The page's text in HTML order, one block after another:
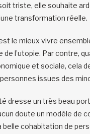
triste, elle souhaite
transformation réelle.
le mieux vivre
de l’utopie. Par contre,
et sociale, cela
issues des
dresse un très beau
doute un modèle de
belle cohabitation de